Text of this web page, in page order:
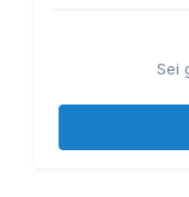
Sei